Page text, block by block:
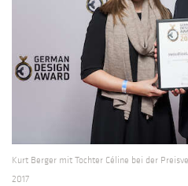
Kurt Berger mit Tochter Céline bei der
2017